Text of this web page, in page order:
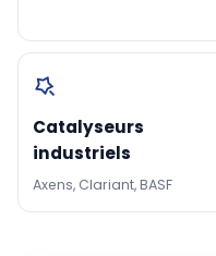
Catalyseurs
industriels
Axens, Clariant, BASF